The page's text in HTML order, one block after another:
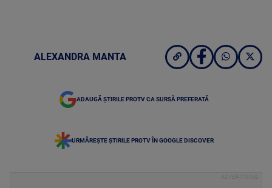
ALEXANDRA MANTA
ADAUGĂ ȘTIRILE PROTV CA SURSĂ PREFERATĂ
URMĂREȘTE ȘTIRILE PROTV ÎN GOOGLE DISCOVER